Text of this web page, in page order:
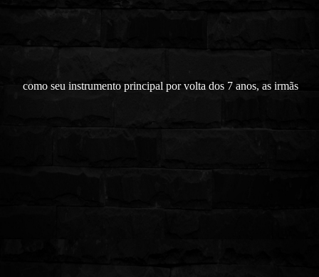
como seu instrumento principal por volta dos 7 anos, as irmãs